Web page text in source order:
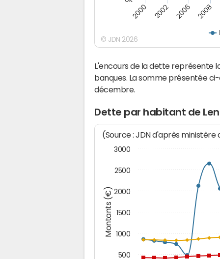
2000 2002 2006 2008
© JDN 2026
L'encours de la dette représente
banques. La somme présentée
décembre.
Dette par habitant de
Montants (€)
(Source : JDN d'après ministère
500
1000
1500
2000
2500
3000